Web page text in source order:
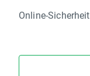
Online-Sicherheit